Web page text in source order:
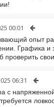
00:01
опыт
Графика и
06:31
с